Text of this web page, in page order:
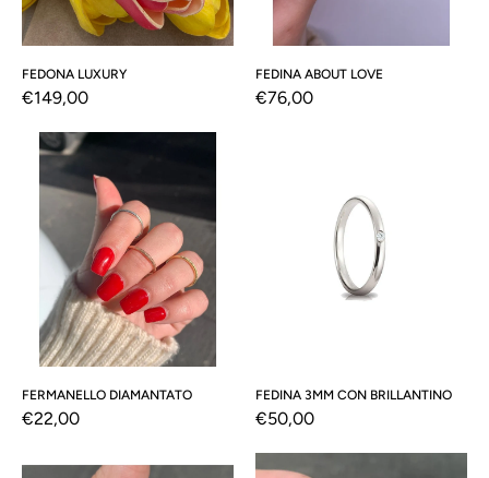
FEDONA LUXURY
Prezzo
listino
€149,00
FEDINA ABOUT LOVE
Prezzo
€76,00
Fermanello
diamantato
FERMANELLO DIAMANTATO
Prezzo
listino
€22,00
FEDINA 3MM CON BRILLANTINO
Prezzo
listino
€50,00
Fedona
Fedona